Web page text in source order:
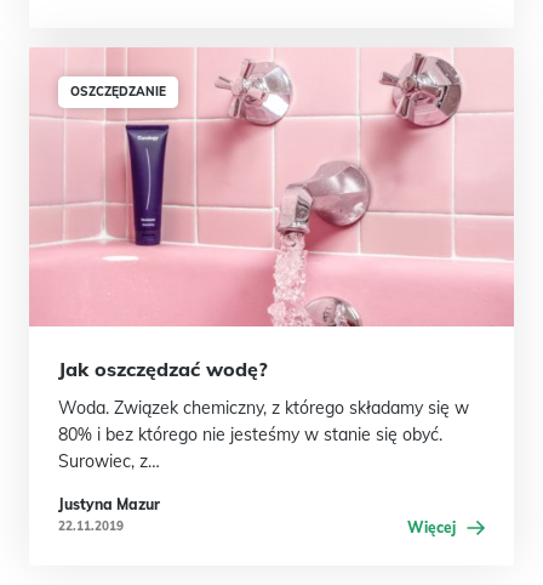
OSZCZĘDZANIE
Jak oszczędzać wodę?
Woda. Związek chemiczny, z którego składamy się w
80% i bez którego nie jesteśmy w stanie się obyć.
Surowiec, z…
Justyna Mazur
22.11.2019 Więcej